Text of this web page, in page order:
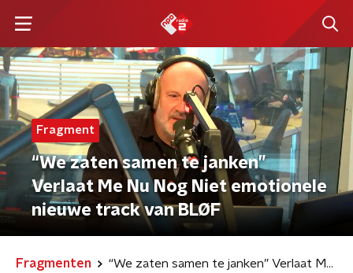
Fragment
“We zaten samen te janken”
Verlaat Me Nu Nog Niet emotionele
nieuwe track van BLØF
Fragmenten “We zaten samen te janken” Verlaat Me Nu Nog Niet emotionele nieuwe track van BLØF